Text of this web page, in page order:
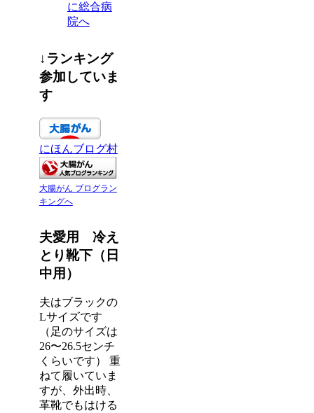
に総合病
院へ
↓ランキング
参加していま
す
にほんブログ村
大腸がん ブログラン
キングへ
夫愛用 冷え
とり靴下（日
中用）
夫はブラックの
Lサイズです
（足のサイズは
26〜26.5センチ
くらいです） 重
ねて履いていま
すが、外出時、
革靴でもはける